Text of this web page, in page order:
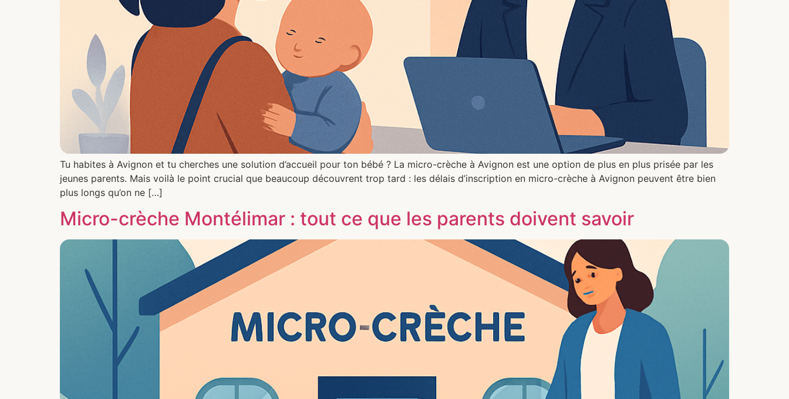
Tu habites à Avignon et tu cherches une solution d’accueil pour ton bébé ? La micro-crèche à Avignon est une option de plus en plus prisée par les
jeunes parents. Mais voilà le point crucial que beaucoup découvrent trop tard : les délais d’inscription en micro-crèche à Avignon peuvent être bien
plus longs qu’on ne […]
Micro-crèche Montélimar : tout ce que les parents doivent savoir